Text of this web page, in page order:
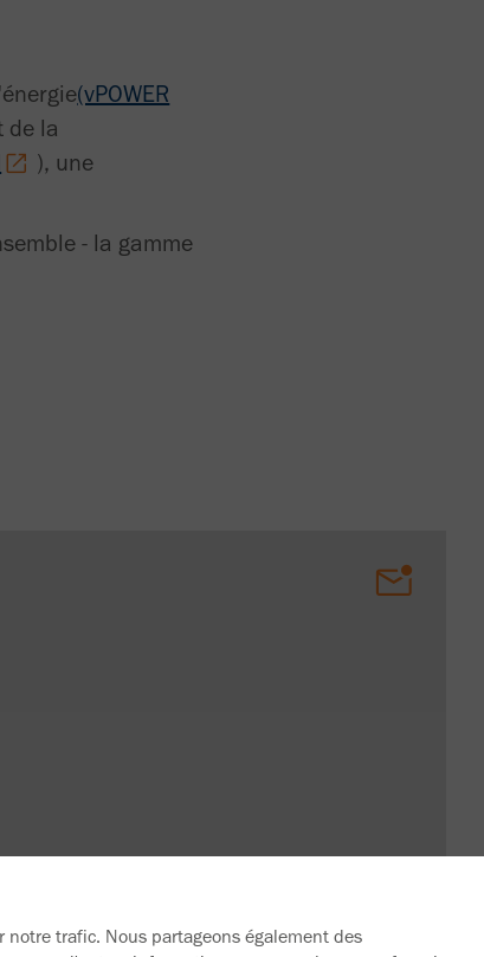
(vPOWER
de la
), une
- la gamme
trafic. Nous partageons également des